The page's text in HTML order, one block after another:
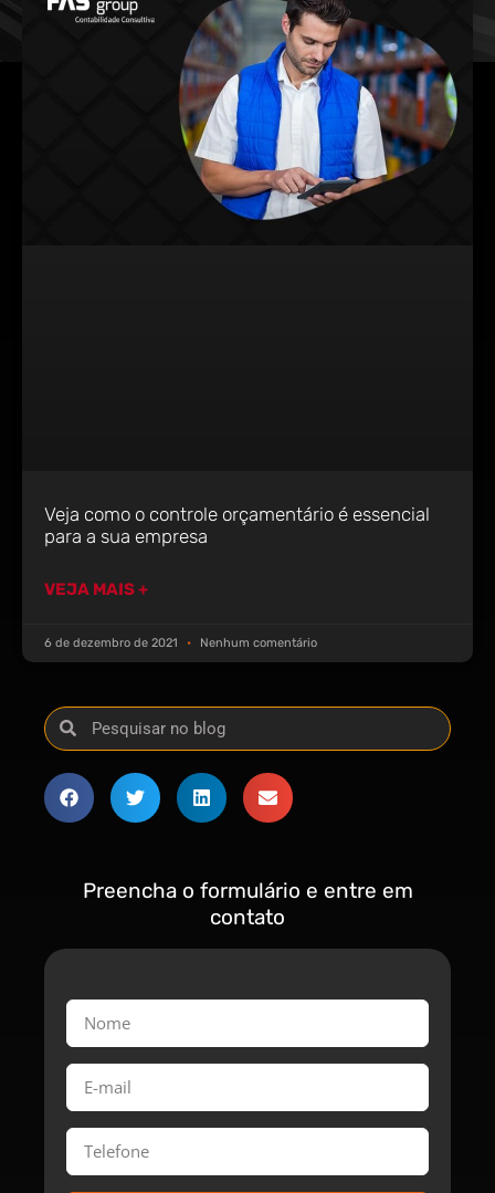
Veja como o controle orçamentário é essencial
para a sua empresa
VEJA MAIS +
6 de dezembro de 2021 Nenhum comentário
Preencha o formulário e entre em
contato